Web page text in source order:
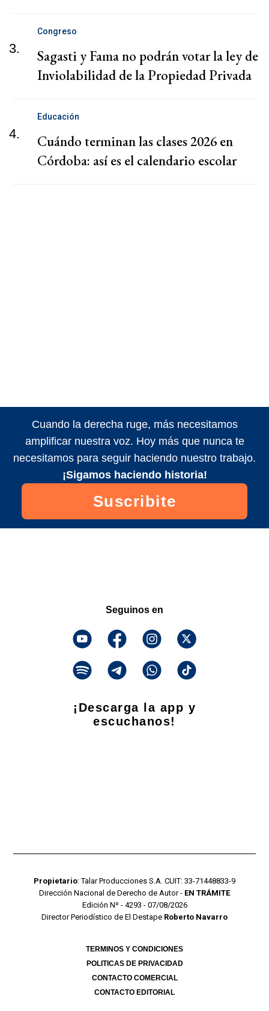
3.
Congreso
Sagasti y Fama no podrán votar la ley de
Inviolabilidad de la Propiedad Privada
4.
Educación
Cuándo terminan las clases 2026 en
Córdoba: así es el calendario escolar
Cuando la derecha ruge, más necesitamos
amplificar nuestra voz. Hoy más que nunca te
necesitamos para seguir haciendo nuestro trabajo.
¡Sigamos haciendo historia!
Suscribite
Seguinos en
¡Descarga la app y
escuchanos!
Propietario: Talar Producciones S.A. CUIT: 33-71448833-9
Dirección Nacional de Derecho de Autor - EN TRÁMITE
Edición Nº - 4293 - 07/08/2026
Director Periodístico de El Destape Roberto Navarro
TERMINOS Y CONDICIONES
POLITICAS DE PRIVACIDAD
CONTACTO COMERCIAL
CONTACTO EDITORIAL